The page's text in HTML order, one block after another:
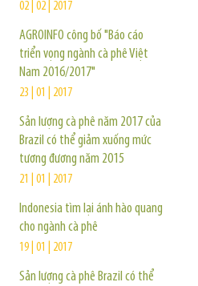
02 | 02 | 2017
AGROINFO công bố "Báo cáo
triển vọng ngành cà phê Việt
Nam 2016/2017"
23 | 01 | 2017
Sản lượng cà phê năm 2017 của
Brazil có thể giảm xuống mức
tương đương năm 2015
21 | 01 | 2017
Indonesia tìm lại ánh hào quang
cho ngành cà phê
19 | 01 | 2017
Sản lượng cà phê Brazil có thể